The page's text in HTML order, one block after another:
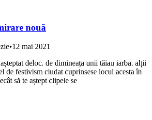
nouă
•12 mai 2021
deloc. de dimineața unii tăiau iarba. alții
de festivism ciudat cuprinsese locul acesta în
să te aștept clipele se